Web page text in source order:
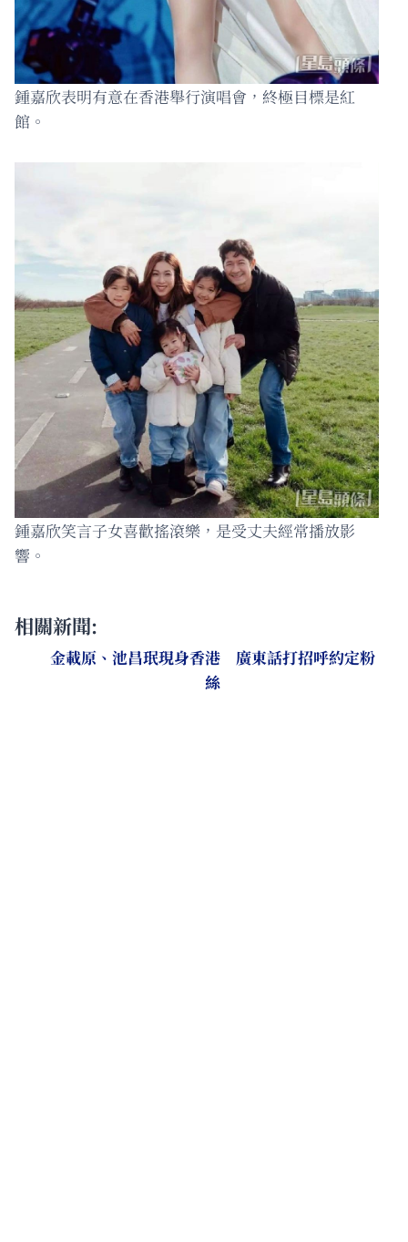
鍾嘉欣表明有意在香港舉行演唱會，終極目標是紅
館。
鍾嘉欣笑言子女喜歡搖滾樂，是受丈夫經常播放影
響。
相關新聞:
金載原、池昌珉現身香港 廣東話打招呼約定粉
絲